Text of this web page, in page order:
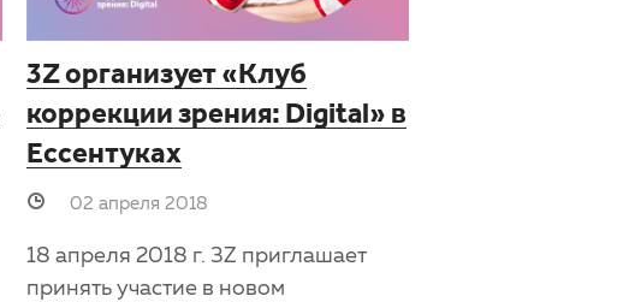
3Z организует «Клуб
коррекции зрения: Digital» в
Ессентуках
02 апреля 2018
18 апреля 2018 г. 3Z приглашает
принять участие в новом